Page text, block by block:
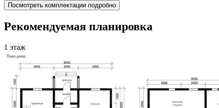
Посмотреть комплектации подробно
Рекомендуемая планировка
1 этаж